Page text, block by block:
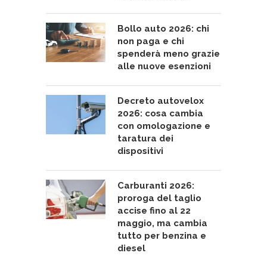
Bollo auto 2026: chi
non paga e chi
spenderà meno grazie
alle nuove esenzioni
Decreto autovelox
2026: cosa cambia
con omologazione e
taratura dei
dispositivi
Carburanti 2026:
proroga del taglio
accise fino al 22
maggio, ma cambia
tutto per benzina e
diesel